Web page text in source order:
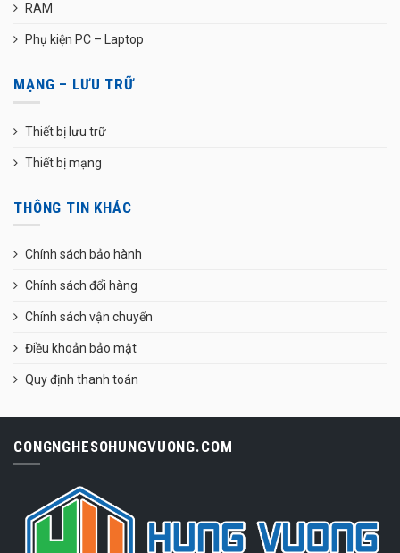
RAM
Phụ kiện PC – Laptop
MẠNG – LƯU TRỮ
Thiết bị lưu trữ
Thiết bị mạng
THÔNG TIN KHÁC
Chính sách bảo hành
Chính sách đổi hàng
Chính sách vận chuyển
Điều khoản bảo mật
Quy định thanh toán
CONGNGHESOHUNGVUONG.COM